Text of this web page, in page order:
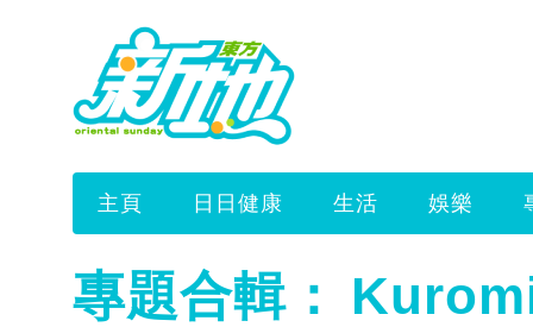
主頁 日日健康 生活 娛樂
專題合輯：